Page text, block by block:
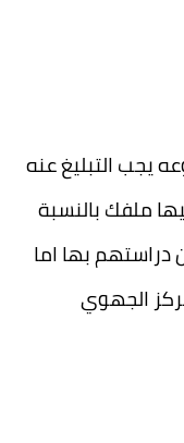
يجب التبليغ عنه
ملفك بالنسبة
دراستهم بها اما
الجهوي